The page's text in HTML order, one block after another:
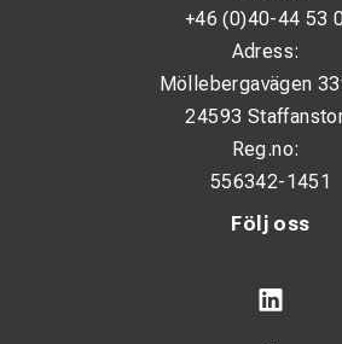
Följ oss
+46 (0)40-44 53
Adress:
Möllebergavägen
24593
Reg.no:
556342-1451